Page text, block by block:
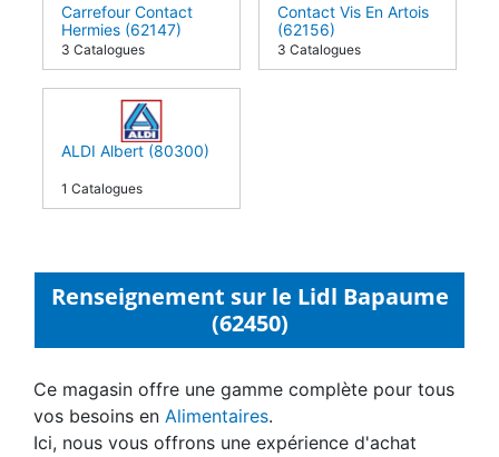
Carrefour Contact
Hermies (62147)
3 Catalogues
Contact Vis En Artois
(62156)
3 Catalogues
ALDI Albert (80300)
1 Catalogues
Renseignement sur le Lidl Bapaume
(62450)
Ce magasin offre une gamme complète pour tous
vos besoins en Alimentaires.
Ici, nous vous offrons une expérience d'achat